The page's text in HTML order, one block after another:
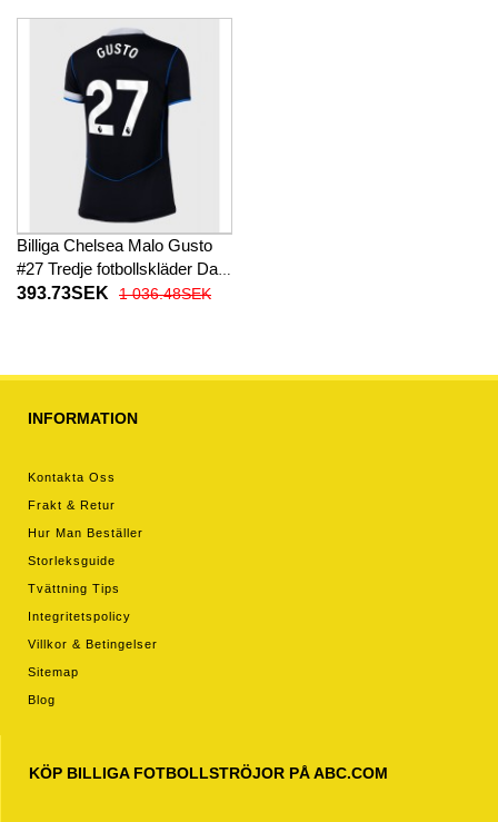
Billiga Chelsea Malo Gusto
#27 Tredje fotbollskläder Dam
2025-26 Kortärmad
393.73SEK 1 036.48SEK
INFORMATION
Kontakta Oss
Frakt & Retur
Hur Man Beställer
Storleksguide
Tvättning Tips
Integritetspolicy
Villkor & Betingelser
Sitemap
Blog
KÖP BILLIGA FOTBOLLSTRÖJOR PÅ ABC.COM